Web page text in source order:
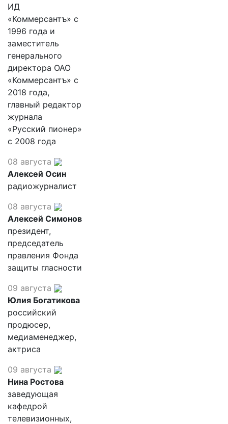
ИД
«Коммерсантъ» с
1996 года и
заместитель
генерального
директора ОАО
«Коммерсантъ» с
2018 года,
главный редактор
журнала
«Русский пионер»
с 2008 года
08 августа
Алексей Осин
радиожурналист
08 августа
Алексей Симонов
президент,
председатель
правления Фонда
защиты гласности
09 августа
Юлия Богатикова
российский
продюсер,
медиаменеджер,
актриса
09 августа
Нина Ростова
заведующая
кафедрой
телевизионных,